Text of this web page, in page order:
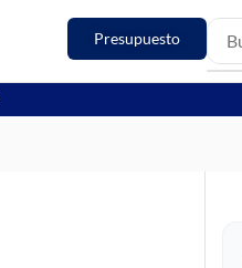
Presupuesto